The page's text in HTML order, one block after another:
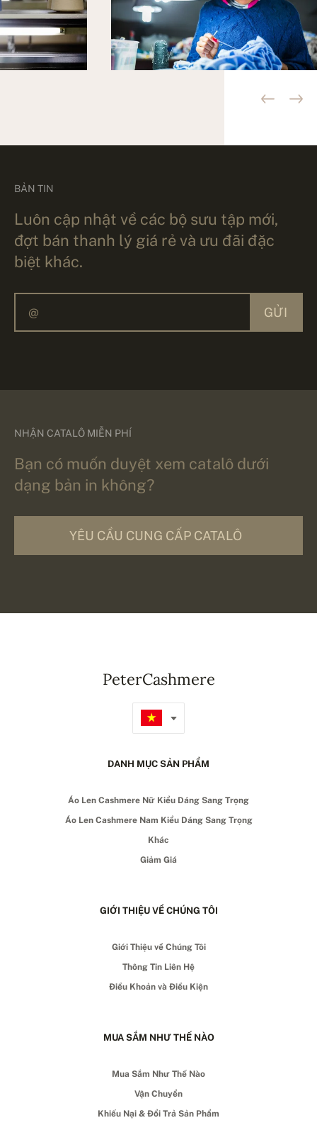
BẢN TIN
Luôn cập nhật về các bộ sưu tập mới,
đợt bán thanh lý giá rẻ và ưu đãi đặc
biệt khác.
GỬI
NHẬN CATALÔ MIỄN PHÍ
Bạn có muốn duyệt xem catalô dưới
dạng bản in không?
YÊU CẦU CUNG CẤP CATALÔ
PeterCashmere
DANH MỤC SẢN PHẨM
Áo Len Cashmere Nữ Kiểu Dáng Sang Trọng
Áo Len Cashmere Nam Kiểu Dáng Sang Trọng
Khác
Giảm Giá
GIỚI THIỆU VỀ CHÚNG TÔI
Giới Thiệu về Chúng Tôi
Thông Tin Liên Hệ
Điều Khoản và Điều Kiện
MUA SẮM NHƯ THẾ NÀO
Mua Sắm Như Thế Nào
Vận Chuyển
Khiếu Nại & Đổi Trả Sản Phẩm